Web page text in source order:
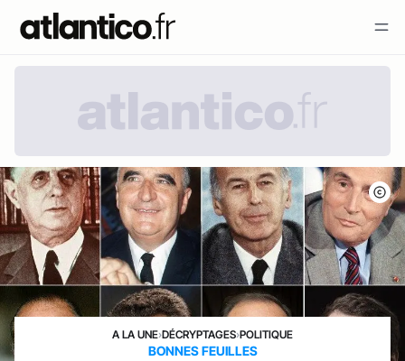
A LA UNE›DÉCRYPTAGES›POLITIQUE
BONNES FEUILLES